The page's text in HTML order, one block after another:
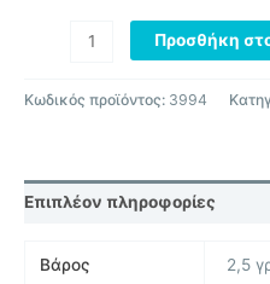
Προσθήκη
Κωδικός προϊόντος: 3994
Επιπλέον πληροφορίες
Βάρος 2,5